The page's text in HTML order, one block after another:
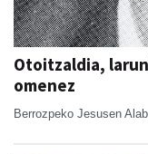
Otoitzaldia,
omenez
Berrozpeko Jesusen